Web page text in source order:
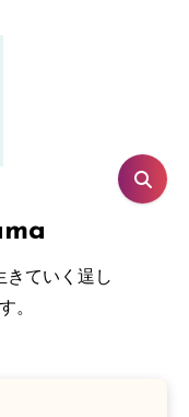
きていく逞し
す。